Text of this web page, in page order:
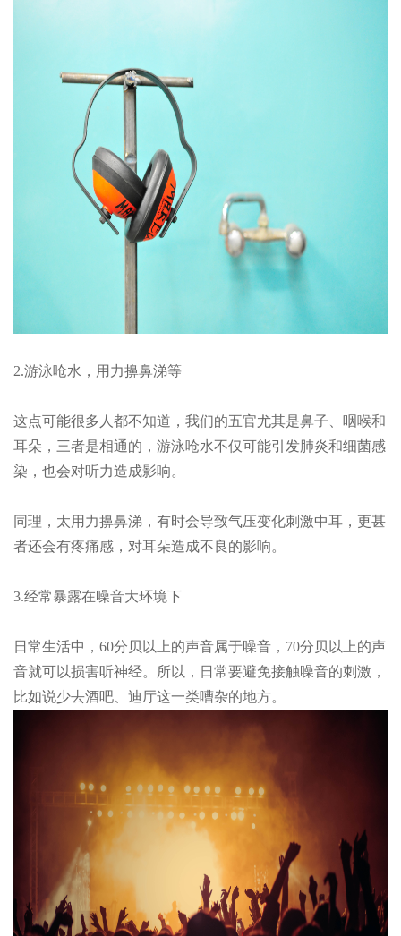
2.游泳呛水，用力擤鼻涕等
这点可能很多人都不知道，我们的五官尤其是鼻子、咽喉和
耳朵，三者是相通的，游泳呛水不仅可能引发肺炎和细菌感
染，也会对听力造成影响。
同理，太用力擤鼻涕，有时会导致气压变化刺激中耳，更甚
者还会有疼痛感，对耳朵造成不良的影响。
3.经常暴露在噪音大环境下
日常生活中，60分贝以上的声音属于噪音，70分贝以上的声
音就可以损害听神经。所以，日常要避免接触噪音的刺激，
比如说少去酒吧、迪厅这一类嘈杂的地方。